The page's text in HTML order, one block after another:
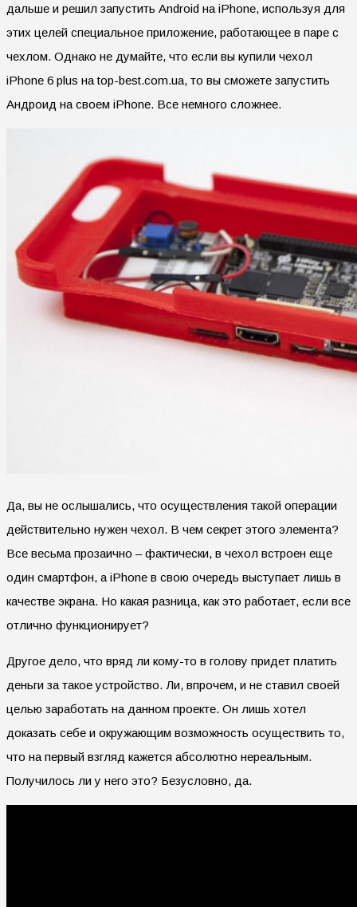
дальше и решил запустить Android на iPhone, используя для
этих целей специальное приложение, работающее в паре с
чехлом. Однако не думайте, что если вы купили чехол
iPhone 6 plus на top-best.com.ua, то вы сможете запустить
Андроид на своем iPhone. Все немного сложнее.
Да, вы не ослышались, что осуществления такой операции
действительно нужен чехол. В чем секрет этого элемента?
Все весьма прозаично – фактически, в чехол встроен еще
один смартфон, а iPhone в свою очередь выступает лишь в
качестве экрана. Но какая разница, как это работает, если все
отлично функционирует?
Другое дело, что вряд ли кому-то в голову придет платить
деньги за такое устройство. Ли, впрочем, и не ставил своей
целью заработать на данном проекте. Он лишь хотел
доказать себе и окружающим возможность осуществить то,
что на первый взгляд кажется абсолютно нереальным.
Получилось ли у него это? Безусловно, да.